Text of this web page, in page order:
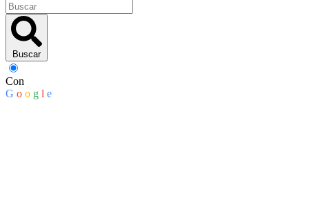
Buscar
Con
G o o g l e